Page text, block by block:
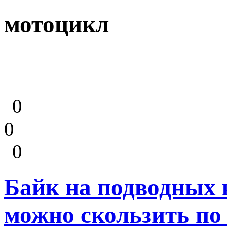
мотоцикл
0
0
0
Байк на подводных
можно скользить по